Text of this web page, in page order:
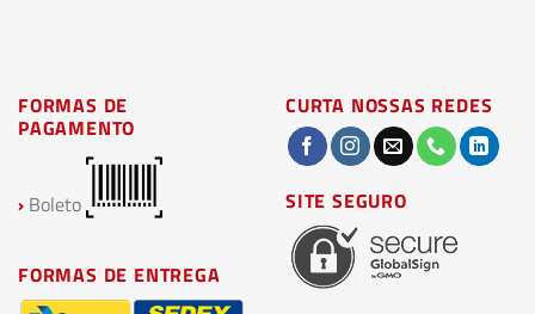
FORMAS DE
PAGAMENTO
› Boleto
FORMAS DE ENTREGA
CURTA NOSSAS REDES
SITE SEGURO